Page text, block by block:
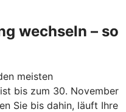
wechseln – so
meisten
bis zum 30. November
Sie bis dahin, läuft Ihre